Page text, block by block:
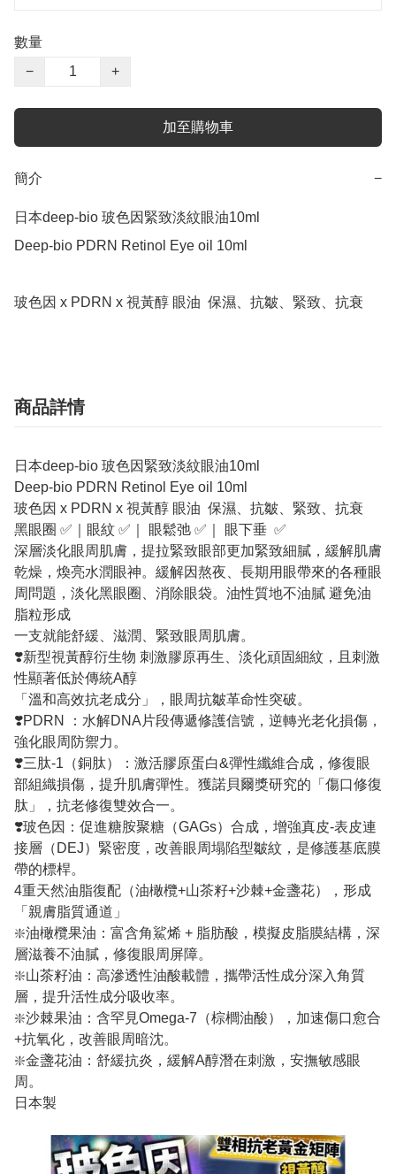
數量
−
+
加至購物車
簡介 −
日本deep-bio 玻色因緊致淡紋眼油10ml
Deep-bio PDRN Retinol Eye oil 10ml
玻色因 x PDRN x 視黃醇 眼油  保濕、抗皺、緊致、抗衰
商品詳情
日本deep-bio 玻色因緊致淡紋眼油10ml
Deep-bio PDRN Retinol Eye oil 10ml
玻色因 x PDRN x 視黃醇 眼油 保濕、抗皺、緊致、抗衰
黑眼圈 ✅｜眼紋 ✅｜ 眼鬆弛 ✅｜ 眼下垂 ✅
深層淡化眼周肌膚，提拉緊致眼部更加緊致細膩，緩解肌膚
乾燥，煥亮水潤眼神。緩解因熬夜、長期用眼帶來的各種眼
周問題，淡化黑眼圈、消除眼袋。油性質地不油膩 避免油
脂粒形成
一支就能舒緩、滋潤、緊致眼周肌膚。
❣️新型視黃醇衍生物 刺激膠原再生、淡化頑固細紋，且刺激
性顯著低於傳統A醇
「溫和高效抗老成分」，眼周抗皺革命性突破。
❣️PDRN ：水解DNA片段傳遞修護信號，逆轉光老化損傷，
強化眼周防禦力。
❣️三肽-1（銅肽）：激活膠原蛋白&彈性纖維合成，修復眼
部組織損傷，提升肌膚彈性。獲諾貝爾獎研究的「傷口修復
肽」，抗老修復雙效合一。
❣️玻色因：促進糖胺聚糖（GAGs）合成，增強真皮-表皮連
接層（DEJ）緊密度，改善眼周塌陷型皺紋，是修護基底膜
帶的標桿。
4重天然油脂復配（油橄欖+山茶籽+沙棘+金盞花），形成
「親膚脂質通道」
❇️油橄欖果油：富含角鯊烯 + 脂肪酸，模擬皮脂膜結構，深
層滋養不油膩，修復眼周屏障。
❇️山茶籽油：高滲透性油酸載體，攜帶活性成分深入角質
層，提升活性成分吸收率。
❇️沙棘果油：含罕見Omega-7（棕櫚油酸），加速傷口愈合
+抗氧化，改善眼周暗沈。
❇️金盞花油：舒緩抗炎，緩解A醇潛在刺激，安撫敏感眼
周。
日本製